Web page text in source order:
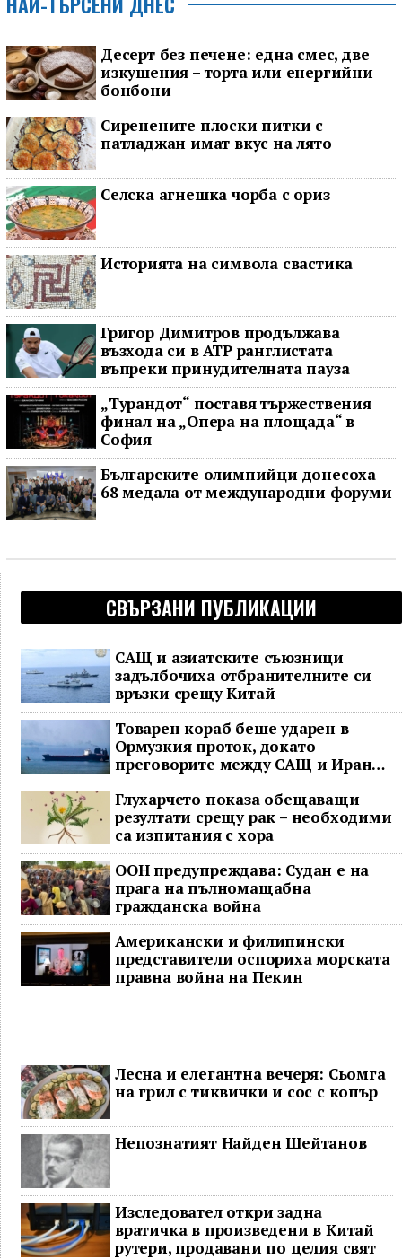
Десерт без печене: една смес, две
изкушения – торта или енергийни
бонбони
Сиренените плоски питки с
патладжан имат вкус на лято
Селска агнешка чорба с ориз
Историята на символа свастика
Григор Димитров продължава
възхода си в ATP ранглистата
въпреки принудителната пауза
„Турандот“ поставя тържествения
финал на „Опера на площада“ в
София
Българските олимпийци донесоха
68 медала от международни форуми
СВЪРЗАНИ ПУБЛИКАЦИИ
САЩ и азиатските съюзници
задълбочиха отбранителните си
връзки срещу Китай
Товарен кораб беше ударен в
Ормузкия проток, докато
преговорите между САЩ и Иран
останаха в безизходица
Глухарчето показа обещаващи
резултати срещу рак – необходими
са изпитания с хора
ООН предупреждава: Судан е на
прага на пълномащабна
гражданска война
Американски и филипински
представители оспориха морската
правна война на Пекин
Лесна и елегантна вечеря: Сьомга
на грил с тиквички и сос с копър
Непознатият Найден Шейтанов
Изследовател откри задна
вратичка в произведени в Китай
рутери, продавани по целия свят